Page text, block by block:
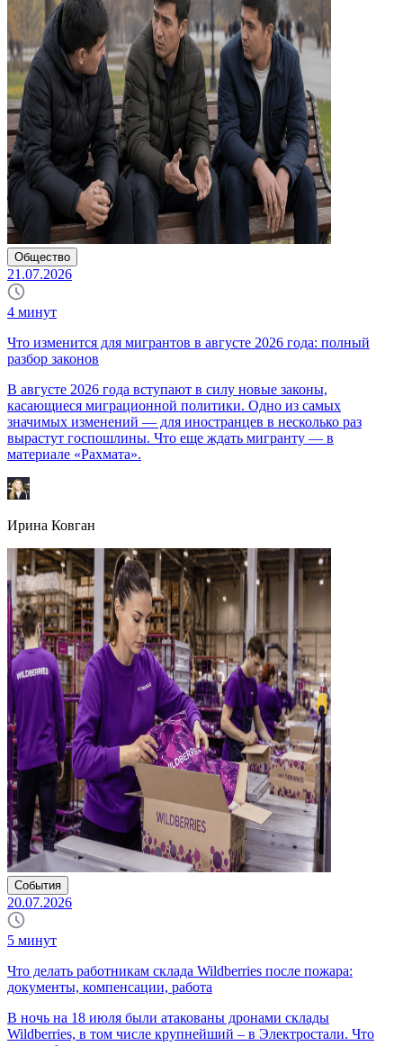
Общество
21.07.2026
4 минут
Что изменится для мигрантов в августе 2026 года: полный
разбор законов
В августе 2026 года вступают в силу новые законы,
касающиеся миграционной политики. Одно из самых
значимых изменений — для иностранцев в несколько раз
вырастут госпошлины. Что еще ждать мигранту — в
материале «Рахмата».
Ирина Ковган
События
20.07.2026
5 минут
Что делать работникам склада Wildberries после пожара:
документы, компенсации, работа
В ночь на 18 июля были атакованы дронами склады
Wildberries, в том числе крупнейший – в Электростали. Что